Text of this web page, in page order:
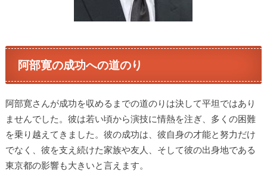
阿部寛の成功への道のり
阿部寛さんが成功を収めるまでの道のりは決して平坦ではあり
ませんでした。彼は若い頃から演技に情熱を注ぎ、多くの困難
を乗り越えてきました。彼の成功は、彼自身の才能と努力だけ
でなく、彼を支え続けた家族や友人、そして彼の出身地である
東京都の影響も大きいと言えます。